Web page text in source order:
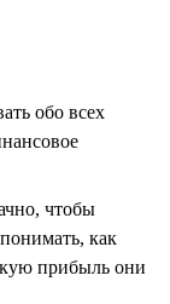
обо всех
чтобы
как
прибыль они